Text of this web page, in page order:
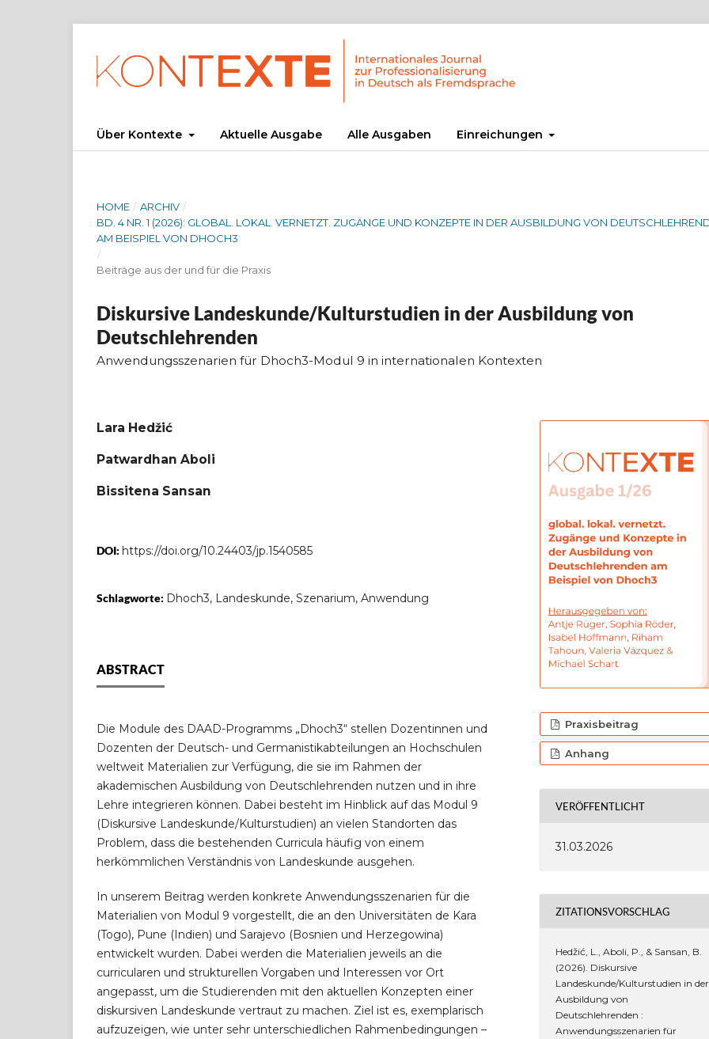
Über Kontexte Aktuelle Ausgabe Alle Ausgaben Einreichungen
HOME / ARCHIV /
BD. 4 NR. 1 (2026): GLOBAL. LOKAL. VERNETZT. ZUGÄNGE UND KONZEPTE IN DER AUSBILDUNG VON
AM BEISPIEL VON DHOCH3
/
Beiträge aus der und für die Praxis
Diskursive Landeskunde/Kulturstudien in der Ausbildung von
Deutschlehrenden
Anwendungsszenarien für Dhoch3-Modul 9 in internationalen Kontexten
Lara Hedžić
Patwardhan Aboli
Bissitena Sansan
DOI: https://doi.org/10.24403/jp.1540585
Schlagworte: Dhoch3, Landeskunde, Szenarium, Anwendung
ABSTRACT
Die Module des DAAD-Programms „Dhoch3“ stellen Dozentinnen und
Dozenten der Deutsch- und Germanistikabteilungen an Hochschulen
weltweit Materialien zur Verfügung, die sie im Rahmen der
akademischen Ausbildung von Deutschlehrenden nutzen und in ihre
Lehre integrieren können. Dabei besteht im Hinblick auf das Modul 9
(Diskursive Landeskunde/Kulturstudien) an vielen Standorten das
Problem, dass die bestehenden Curricula häufig von einem
herkömmlichen Verständnis von Landeskunde ausgehen.
In unserem Beitrag werden konkrete Anwendungsszenarien für die
Materialien von Modul 9 vorgestellt, die an den Universitäten de Kara
(Togo), Pune (Indien) und Sarajevo (Bosnien und Herzegowina)
entwickelt wurden. Dabei werden die Materialien jeweils an die
curricularen und strukturellen Vorgaben und Interessen vor Ort
angepasst, um die Studierenden mit den aktuellen Konzepten einer
diskursiven Landeskunde vertraut zu machen. Ziel ist es, exemplarisch
aufzuzeigen, wie unter sehr unterschiedlichen Rahmenbedingungen –
Praxisbeitrag
Anhang
VERÖFFENTLICHT
31.03.2026
ZITATIONSVORSCHLAG
Hedžić, L., Aboli, P., & Sansan, B.
(2026). Diskursive
Landeskunde/Kulturstudien in der
Ausbildung von
Deutschlehrenden :
Anwendungsszenarien für